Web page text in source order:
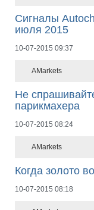
Сигналы
июля 2015
10-07-2015 09:37
AMarkets
Не
парикмахера
10-07-2015 08:24
AMarkets
Когда золото
10-07-2015 08:18